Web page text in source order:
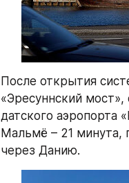
После открытия
«Эресуннский
датского аэропорта
Мальмё – 21 минута,
через Данию.